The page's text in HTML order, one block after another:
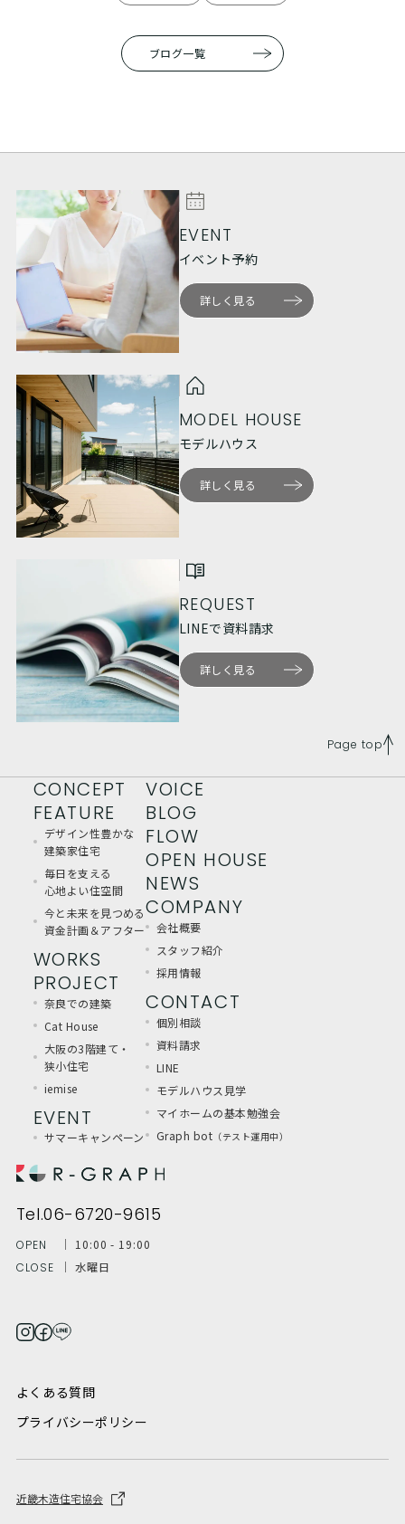
ブログ一覧
EVENT
イベント予約
詳しく見る
MODEL HOUSE
モデルハウス
詳しく見る
REQUEST
LINEで資料請求
詳しく見る
Page top
CONCEPT
FEATURE
デザイン性豊かな
建築家住宅
毎日を支える
心地よい住空間
今と未来を見つめる
資金計画＆アフター
WORKS
PROJECT
奈良での建築
Cat House
大阪の3階建て・
狭小住宅
iemise
EVENT
サマーキャンペーン
VOICE
BLOG
FLOW
OPEN HOUSE
NEWS
COMPANY
会社概要
スタッフ紹介
採用情報
CONTACT
個別相談
資料請求
LINE
モデルハウス見学
マイホームの基本勉強会
Graph bot （テスト運用中）
Tel.06-6720-9615
OPEN
│ 10:00 - 19:00
CLOSE
│ 水曜日
よくある質問
プライバシーポリシー
近畿木造住宅協会